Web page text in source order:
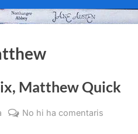
Matthew Quick
No hi ha comentaris